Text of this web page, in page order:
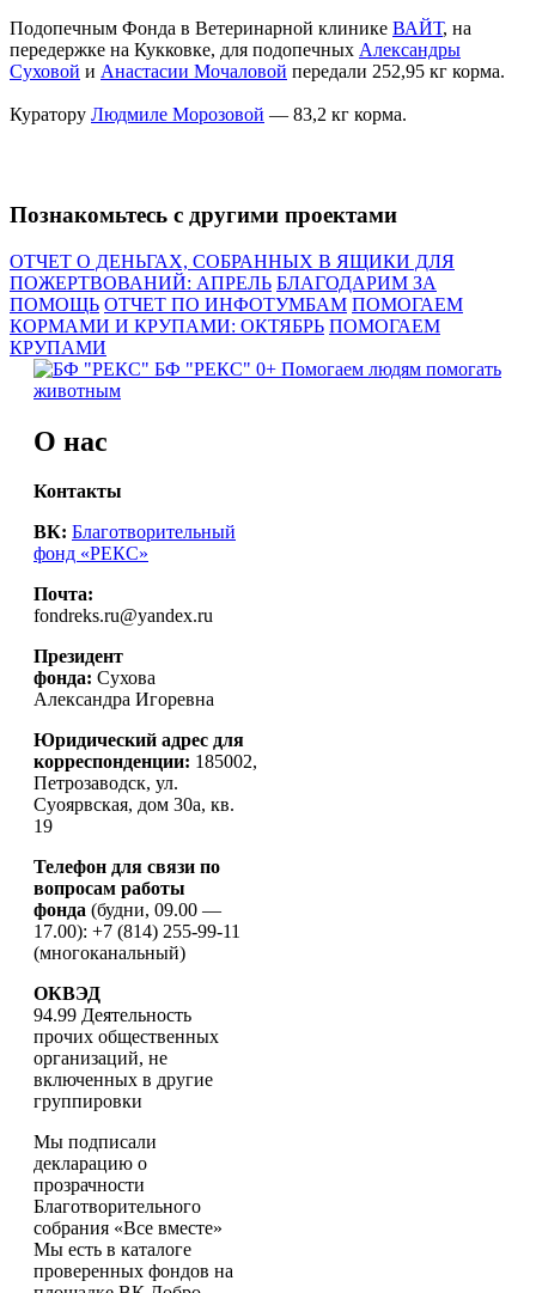
Подопечным Фонда в Ветеринарной клинике ВАЙТ, на
передержке на Кукковке, для подопечных Александры
Суховой и Анастасии Мочаловой передали 252,95 кг корма.
Куратору Людмиле Морозовой — 83,2 кг корма.
Познакомьтесь с другими проектами
ОТЧЕТ О ДЕНЬГАХ, СОБРАННЫХ В ЯЩИКИ ДЛЯ
ПОЖЕРТВОВАНИЙ: АПРЕЛЬ БЛАГОДАРИМ ЗА
ПОМОЩЬ ОТЧЕТ ПО ИНФОТУМБАМ ПОМОГАЕМ
КОРМАМИ И КРУПАМИ: ОКТЯБРЬ ПОМОГАЕМ
КРУПАМИ
БФ "РЕКС" 0+ Помогаем людям помогать
животным
О нас
Контакты
ВК: Благотворительный
фонд «РЕКС»
Почта:
fondreks.ru@yandex.ru
Президент
фонда: Сухова
Александра Игоревна
Юридический адрес для
корреспонденции: 185002,
Петрозаводск, ул.
Суоярвская, дом 30а, кв.
19
Телефон для связи по
вопросам работы
фонда (будни, 09.00 —
17.00): +7 (814) 255-99-11
(многоканальный)
ОКВЭД
94.99 Деятельность
прочих общественных
организаций, не
включенных в другие
группировки
Мы подписали
декларацию о
прозрачности
Благотворительного
собрания «Все вместе»
Мы есть в каталоге
проверенных фондов на